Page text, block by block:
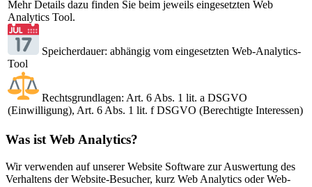
Mehr Details dazu finden Sie beim jeweils eingesetzten Web
Analytics Tool.
Speicherdauer: abhängig vom eingesetzten Web-Analytics-
Tool
Rechtsgrundlagen: Art. 6 Abs. 1 lit. a DSGVO
(Einwilligung), Art. 6 Abs. 1 lit. f DSGVO (Berechtigte Interessen)
Was ist Web Analytics?
Wir verwenden auf unserer Website Software zur Auswertung des
Verhaltens der Website-Besucher, kurz Web Analytics oder Web-